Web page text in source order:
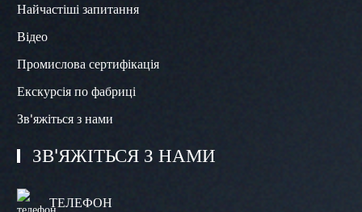
Найчастіші запитання
Відео
Промислова сертифікація
Екскурсія по фабриці
Зв'яжіться з нами
ЗВ'ЯЖІТЬСЯ З НАМИ
ТЕЛЕФОН